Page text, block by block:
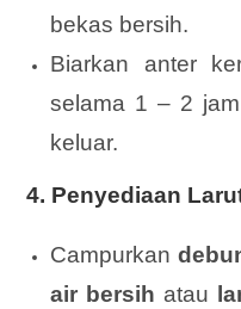
bekas bersih.
Biarkan anter
selama 1 – 2
keluar.
4. Penyediaan
Campurkan
air bersih atau